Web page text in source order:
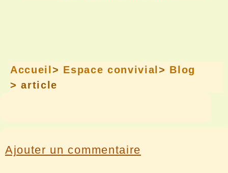
Accueil > Espace convivial> Blog
> article
Ajouter un commentaire